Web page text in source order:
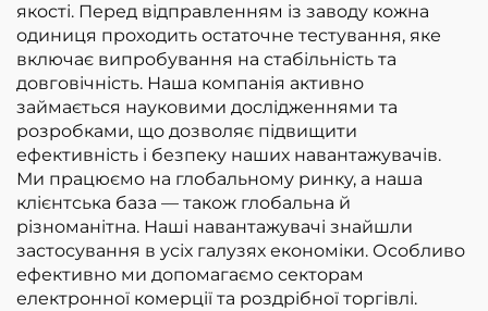
якості. Перед відправленням із заводу кожна
одиниця проходить остаточне тестування, яке
включає випробування на стабільність та
довговічність. Наша компанія активно
займається науковими дослідженнями та
розробками, що дозволяє підвищити
ефективність і безпеку наших навантажувачів.
Ми працюємо на глобальному ринку, а наша
клієнтська база — також глобальна й
різноманітна. Наші навантажувачі знайшли
застосування в усіх галузях економіки. Особливо
ефективно ми допомагаємо секторам
електронної комерції та роздрібної торгівлі.